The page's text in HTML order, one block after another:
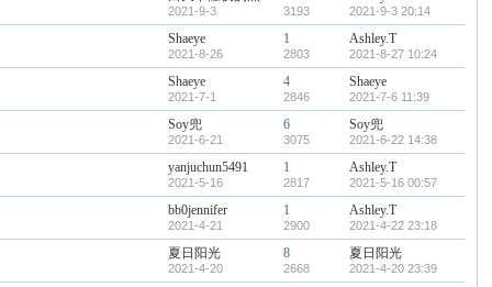
2021-9-3 3193 2021-9-3 20:14
Shaeye
2021-8-26
1
2803
Ashley.T
2021-8-27 10:24
Shaeye
2021-7-1
4
2846
Shaeye
2021-7-6 11:39
Soy兜
2021-6-21
6
3075
Soy兜
2021-6-22 14:38
yanjuchun5491
2021-5-16
1
2817
Ashley.T
2021-5-16 00:57
bb0jennifer
2021-4-21
1
2900
Ashley.T
2021-4-22 23:18
夏日阳光
2021-4-20
8
2668
夏日阳光
2021-4-20 23:39